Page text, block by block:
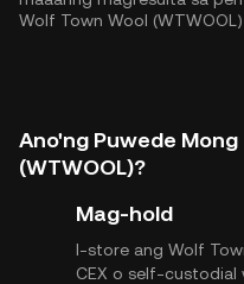
Wolf Town Wool
Ano'ng Puwede
(WTWOOL)?
Mag-hold
I-store ang Wolf
CEX o self-custodial